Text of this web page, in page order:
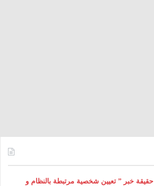
حقيقة خبر ” تعيين شخصية مرتبطة بالنظام و